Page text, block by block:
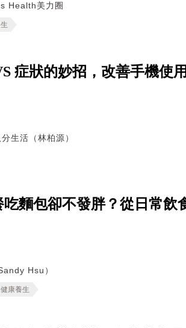
Health美力圈
症狀的妙招，改善手機使
生活（林柏源）
麵包卻不發胖？從日常飲
Hsu）
健康養生